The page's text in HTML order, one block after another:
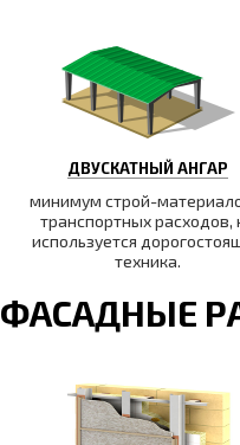
ДВУСКАТНЫЙ АНГАР
минимум строй-
транспортных расходов,
используется
техника.
ФАСАДНЫЕ